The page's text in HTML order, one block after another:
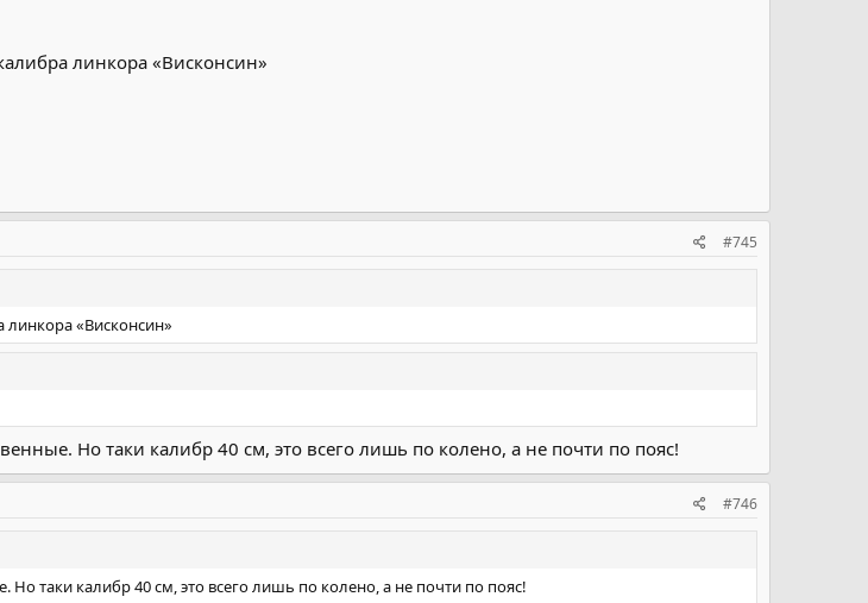
линкора «Висконсин»
#745
«Висконсин»
Но таки калибр 40 см, это всего лишь по колено, а не почти по пояс!
#746
таки калибр 40 см, это всего лишь по колено, а не почти по пояс!